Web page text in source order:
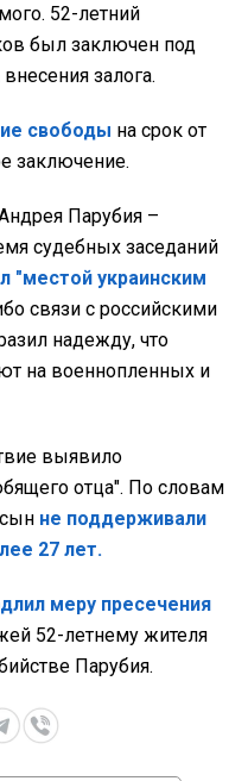
52-летний
был заключен под
залога.
свободы на срок от
заключение.
Парубия –
судебных заседаний
"местой украинским
связи с российскими
надежду, что
на военнопленных и
выявило
отца". По словам
не поддерживали
27 лет.
меру пресечения
52-летнему жителя
Парубия.